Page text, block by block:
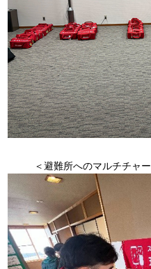
＜避難所へのマルチチャ